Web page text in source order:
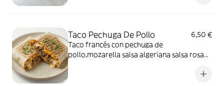
Taco Pechuga De Pollo
6,50 €
Taco francés con pechuga de
pollo,mozarella salsa algeriana salsa rosa